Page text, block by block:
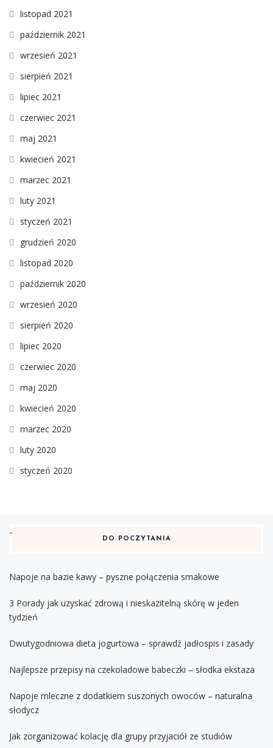
listopad 2021
październik 2021
wrzesień 2021
sierpień 2021
lipiec 2021
czerwiec 2021
maj 2021
kwiecień 2021
marzec 2021
luty 2021
styczeń 2021
grudzień 2020
listopad 2020
październik 2020
wrzesień 2020
sierpień 2020
lipiec 2020
czerwiec 2020
maj 2020
kwiecień 2020
marzec 2020
luty 2020
styczeń 2020
DO POCZYTANIA
Napoje na bazie kawy – pyszne połączenia smakowe
3 Porady jak uzyskać zdrową i nieskazitelną skórę w jeden
tydzień
Dwutygodniowa dieta jogurtowa – sprawdź jadłospis i zasady
Najlepsze przepisy na czekoladowe babeczki – słodka ekstaza
Napoje mleczne z dodatkiem suszonych owoców – naturalna
słodycz
Jak zorganizować kolację dla grupy przyjaciół ze studiów